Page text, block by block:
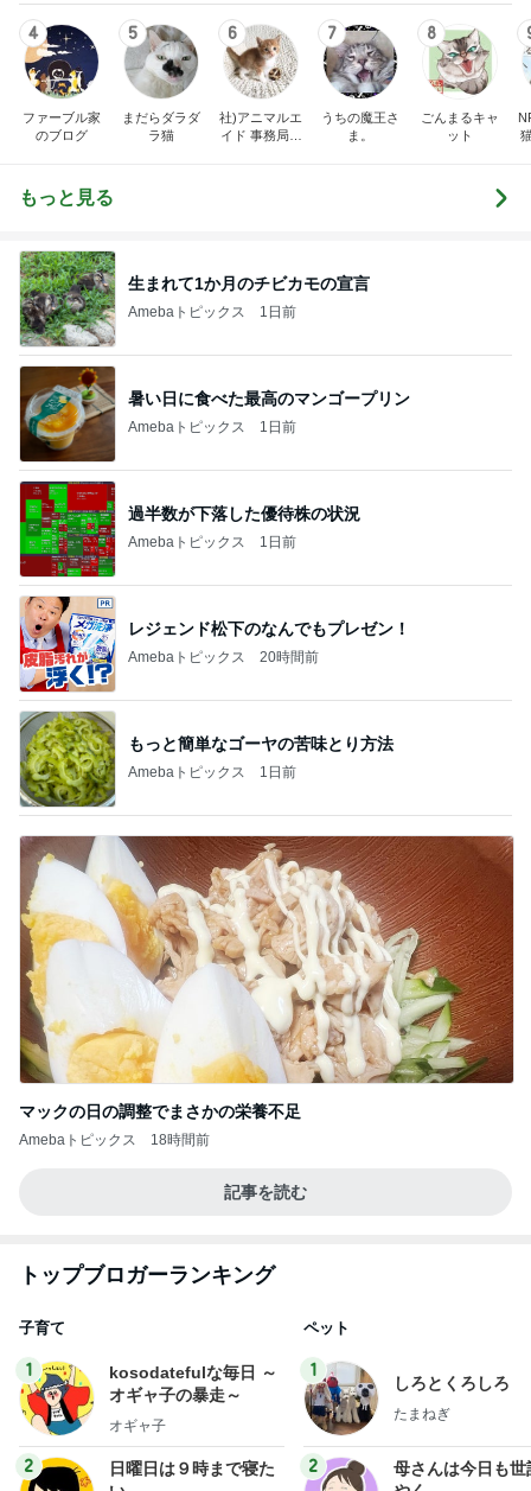
4
ファーブル家
のブログ
5
まだらダラダ
ラ猫
6
社)アニマルエ
イド 事務局＆
7
うちの魔王さ
ま。
8
ごんまるキャ
ット
もっと見る
生まれて1か月のチビカモの宣言
Amebaトピックス 1日前
暑い日に食べた最高のマンゴープリン
Amebaトピックス 1日前
過半数が下落した優待株の状況
Amebaトピックス 1日前
レジェンド松下のなんでもプレゼン！
Amebaトピックス 20時間前
もっと簡単なゴーヤの苦味とり方法
Amebaトピックス 1日前
マックの日の調整でまさかの栄養不足
Amebaトピックス 18時間前
記事を読む
トップブロガーランキング
子育て
1
kosodatefulな毎日 ～
オギャ子の暴走～
オギャ子
2
日曜日は９時まで寝た
ペット
1
しろとくろしろ
たまねぎ
2
母さんは今日も世